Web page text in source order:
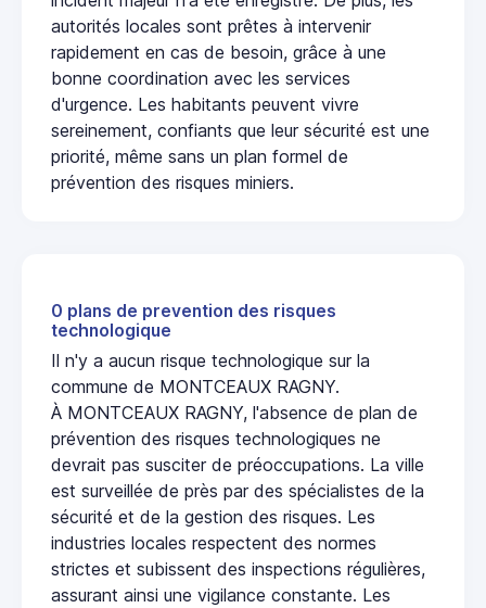
autorités locales sont prêtes à intervenir
rapidement en cas de besoin, grâce à une
bonne coordination avec les services
d'urgence. Les habitants peuvent vivre
sereinement, confiants que leur sécurité est une
priorité, même sans un plan formel de
prévention des risques miniers.
0 plans de prevention des risques
technologique
Il n'y a aucun risque technologique sur la
commune de MONTCEAUX RAGNY.
À MONTCEAUX RAGNY, l'absence de plan de
prévention des risques technologiques ne
devrait pas susciter de préoccupations. La ville
est surveillée de près par des spécialistes de la
sécurité et de la gestion des risques. Les
industries locales respectent des normes
strictes et subissent des inspections régulières,
assurant ainsi une vigilance constante. Les